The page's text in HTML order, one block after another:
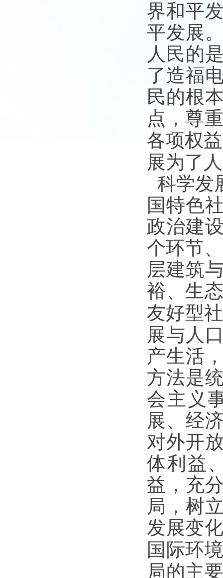
界和平
平发展
人民的
了造福
民的根
点，尊
各项权
展为了
科学发
国特色
政治建
个环节
层建筑
裕、生
友好型
展与人
产生活
方法是
会主义
展、经
对外开
体利益
益，充
局，树
发展变
国际环
局的主